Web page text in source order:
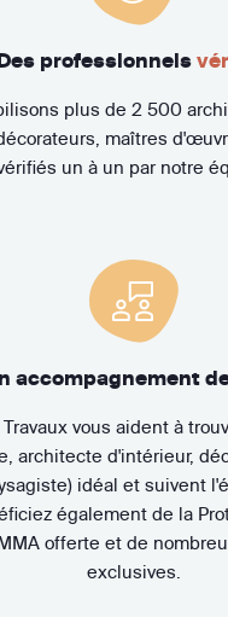
professionnels
plus de 2 500
maîtres
un à un par notre
accompagnement
vous aident à
architecte d'intérieur,
idéal et suivent
également de la
offerte et de
exclusives.